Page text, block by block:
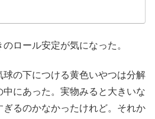
ロール安定が気になった。
の下につける黄色いやつは分解
にあった。実物みると大きいな
るのかなかったけれど。それか